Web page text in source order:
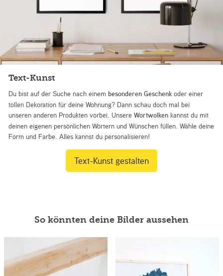
Text-Kunst
Du bist auf der Suche nach einem besonderen Geschenk oder einer
tollen Dekoration für deine Wohnung? Dann schau doch mal bei
unseren anderen Produkten vorbei. UnsereWortwolken kannst du mit
deinen eigenen persönlichen Wörtern und Wünschen füllen. Wähle deine
Form und Farbe. Alles kannst du personalisieren!
Text-Kunst gestalten
So könnten deine Bilder aussehen